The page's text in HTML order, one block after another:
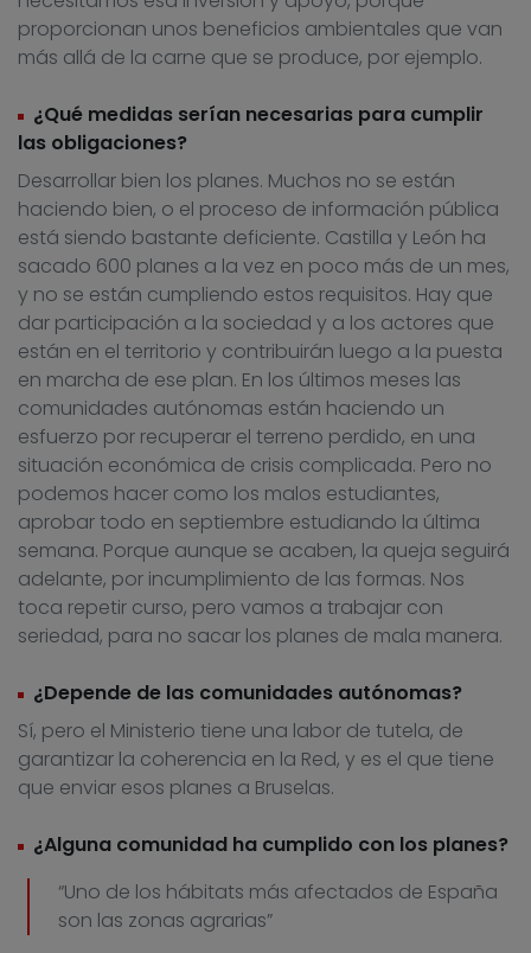
proporcionan unos beneficios ambientales que van
más allá de la carne que se produce, por ejemplo.
¿Qué medidas serían necesarias para cumplir
las obligaciones?
Desarrollar bien los planes. Muchos no se están
haciendo bien, o el proceso de información pública
está siendo bastante deficiente. Castilla y León ha
sacado 600 planes a la vez en poco más de un mes,
y no se están cumpliendo estos requisitos. Hay que
dar participación a la sociedad y a los actores que
están en el territorio y contribuirán luego a la puesta
en marcha de ese plan. En los últimos meses las
comunidades autónomas están haciendo un
esfuerzo por recuperar el terreno perdido, en una
situación económica de crisis complicada. Pero no
podemos hacer como los malos estudiantes,
aprobar todo en septiembre estudiando la última
semana. Porque aunque se acaben, la queja seguirá
adelante, por incumplimiento de las formas. Nos
toca repetir curso, pero vamos a trabajar con
seriedad, para no sacar los planes de mala manera.
¿Depende de las comunidades autónomas?
Sí, pero el Ministerio tiene una labor de tutela, de
garantizar la coherencia en la Red, y es el que tiene
que enviar esos planes a Bruselas.
¿Alguna comunidad ha cumplido con los planes?
“Uno de los hábitats más afectados de España
son las zonas agrarias”